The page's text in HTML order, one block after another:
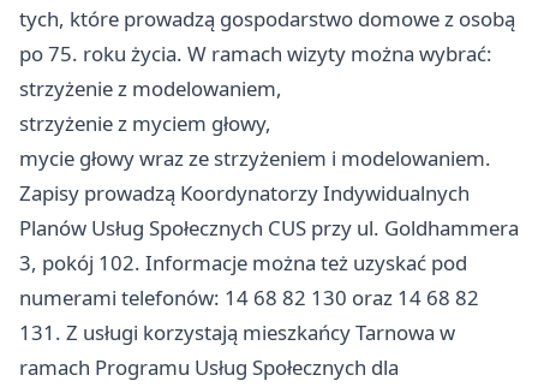
tych, które prowadzą gospodarstwo domowe z osobą
po 75. roku życia. W ramach wizyty można wybrać:
strzyżenie z modelowaniem,
strzyżenie z myciem głowy,
mycie głowy wraz ze strzyżeniem i modelowaniem.
Zapisy prowadzą Koordynatorzy Indywidualnych
Planów Usług Społecznych CUS przy ul. Goldhammera
3, pokój 102. Informacje można też uzyskać pod
numerami telefonów: 14 68 82 130 oraz 14 68 82
131. Z usługi korzystają mieszkańcy Tarnowa w
ramach Programu Usług Społecznych dla